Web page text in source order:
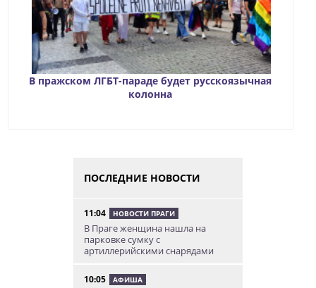
В пражском ЛГБТ-параде будет русскоязычная
колонна
ПОСЛЕДНИЕ НОВОСТИ
11:04 НОВОСТИ ПРАГИ
В Праге женщина нашла на
парковке сумку с
артиллерийскими снарядами
10:05 АФИША